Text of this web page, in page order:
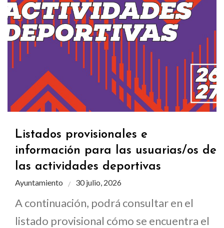
Listados provisionales e
información para las usuarias/os de
las actividades deportivas
Ayuntamiento 30 julio, 2026
A continuación, podrá consultar en el
listado provisional cómo se encuentra el